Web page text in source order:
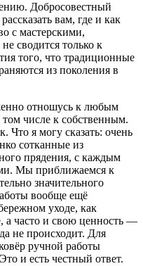
Добросовестный
вам, где и как
с мастерскими,
сводится только к
того, что традиционные
из поколения в
отношусь к любым
числе к собственным.
Что я могу сказать: очень
сотканные из
прядения, с каждым
Мы приближаемся к
значительного
вообще ещё
уходе, как
а часто и свою ценность —
не происходит. Для
ручной работы
и есть честный ответ.